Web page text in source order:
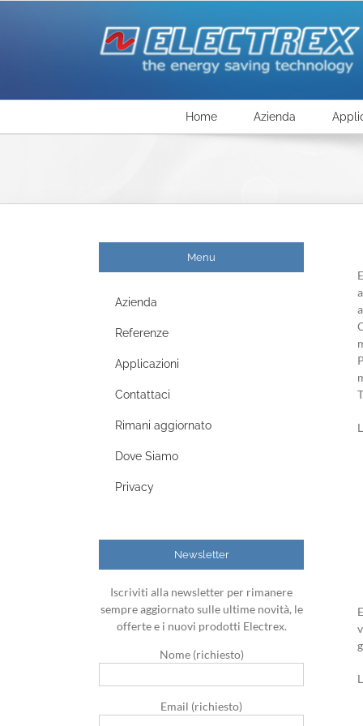
Home Azienda
Menu
Azienda
Referenze
Applicazioni
Contattaci
Rimani aggiornato
Dove Siamo
Privacy
Newsletter
Iscriviti alla newsletter per rimanere
sempre aggiornato sulle ultime novità, le
offerte e i nuovi prodotti Electrex.
Nome (richiesto)
Email (richiesto)